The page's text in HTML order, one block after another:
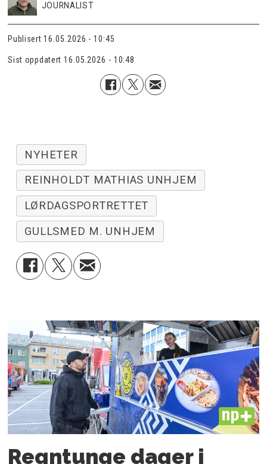
JOURNALIST
Publisert 16.05.2026 - 10:45
Sist oppdatert 16.05.2026 - 10:48
NYHETER
REINHOLDT MATHIAS UNHJEM
LØRDAGSPORTRETTET
GULLSMED M. UNHJEM
PLUS
Regntunge dager i